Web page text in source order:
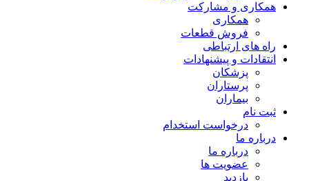
همکاری و مشارکت
همکاری
فروش قطعات
راه های ارتباطی
انتقادات و پيشنهادات
پزشكان
پرستاران
بيماران
ثبت نام
درخواست استخدام
درباره ما
درباره ما
عضویت ها
بازدید